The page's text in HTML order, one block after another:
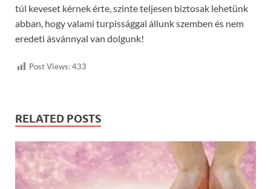
túl keveset kérnek érte, szinte teljesen biztosak lehetünk
abban, hogy valami turpissággal állunk szemben és nem
eredeti ásvánnyal van dolgunk!
Post Views:433
RELATED POSTS